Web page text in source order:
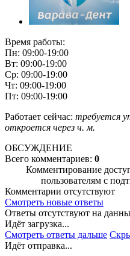
Время работы:
Пн: 09:00-19:00
Вт: 09:00-19:00
Ср: 09:00-19:00
Чт: 09:00-19:00
Пт: 09:00-19:00
Работает сейчас: требуется
откроется через ч. м.
ОБСУЖДЕНИЕ
Всего комментариев: 0
Комментирование
пользователям с
Комментарии отсутствуют
Смотреть новые ответы
Ответы отсутствуют на
Идёт загрузка...
Смотреть ответы дальше
Идёт отправка...